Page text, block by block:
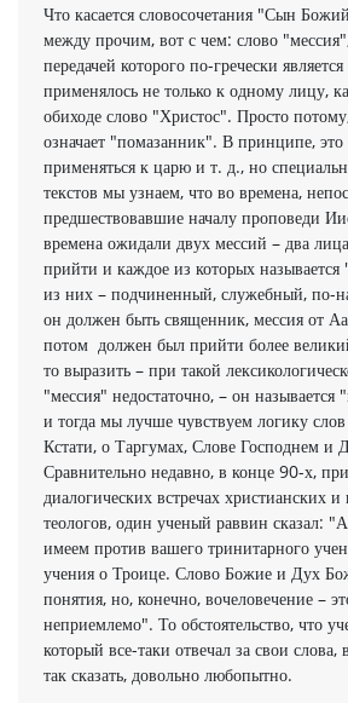
Что касается словосочетания "Сын
между прочим, вот с чем: слово
передачей которого по-гречески
применялось не только к одному лицу,
обиходе слово "Христос". Просто
означает "помазанник". В принципе, это
применяться к царю и т. д., но
текстов мы узнаем, что во времена,
предшествовавшие началу проповеди
времена ожидали двух мессий – два
прийти и каждое из которых
из них – подчиненный, служебный, по-
он должен быть священник, мессия от
потом должен был прийти более
то выразить – при такой
"мессия" недостаточно, – он
и тогда мы лучше чувствуем логику
Кстати, о Таргумах, Слове Господнем и
Сравнительно недавно, в конце 90-х,
диалогических встречах христианских и
теологов, один ученый раввин сказал:
имеем против вашего тринитарного
учения о Троице. Слово Божие и Дух
понятия, но, конечно, вочеловечение –
неприемлемо". То обстоятельство, что
который все-таки отвечал за свои
так сказать, довольно любопытно.